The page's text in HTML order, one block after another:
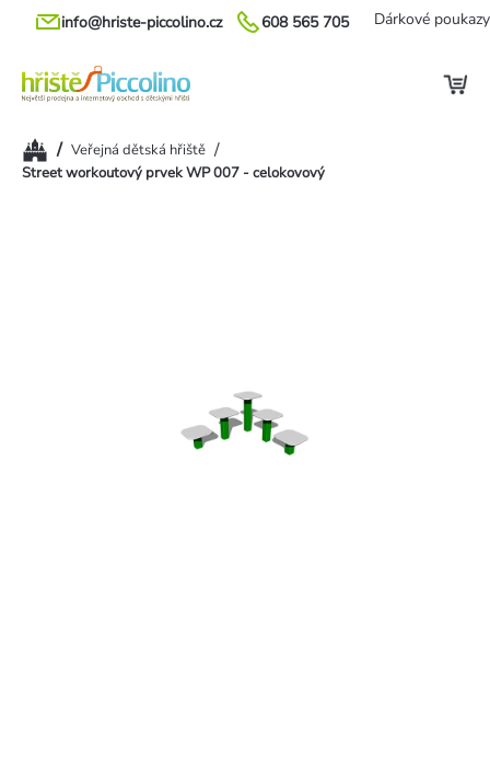
Přejít
608 565 705
info@hriste-piccolino.cz Dárkové poukazy
Domů/ Veřejná dětská hřiště /
Street workoutový prvek WP 007 - celokovový